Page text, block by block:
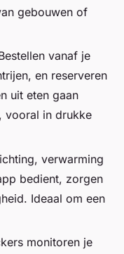
gebouwen of
vanaf je
en reserveren
uit eten gaan
vooral in drukke
verwarming
bedient, zorgen
Ideaal om een
monitoren je